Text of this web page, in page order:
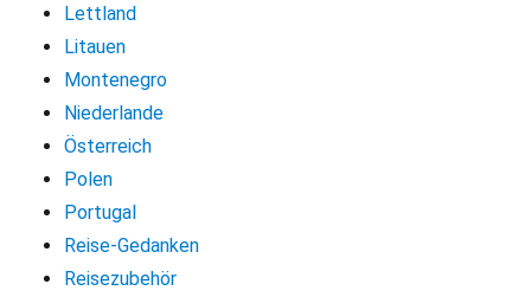
Lettland
Litauen
Montenegro
Niederlande
Österreich
Polen
Portugal
Reise-Gedanken
Reisezubehör